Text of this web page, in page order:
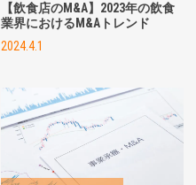
【飲食店のM&A】2023年の飲食
業界におけるM&Aトレンド
2024.4.1